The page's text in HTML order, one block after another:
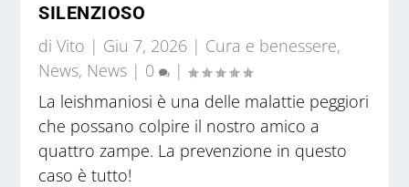
SILENZIOSO
diVito | Giu 7, 2026 | Cura e benessere,
News, News | 0
|
La leishmaniosi è una delle malattie peggiori
che possano colpire il nostro amico a
quattro zampe. La prevenzione in questo
caso è tutto!